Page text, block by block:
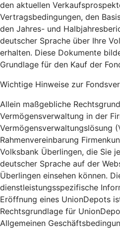
den aktuellen
Vertragsbedingungen, den
den Jahres- und
deutscher Sprache über Ihre
erhalten. Diese Dokumente
Grundlage für den Kauf der
Wichtige Hinweise zur
Allein maßgebliche
Vermögensverwaltung in der
Vermögensverwaltungslösung
Rahmenvereinbarung
Volksbank Überlingen, die Sie
deutscher Sprache auf der
Überlingen einsehen können.
dienstleistungsspezifische
Eröffnung eines UnionDepots
Rechtsgrundlage für
Allgemeinen